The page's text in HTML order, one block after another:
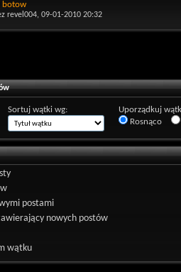
botow
revel004, 09-01-2010 20:32
Sortuj wątki wg:
Uporządkuj
Rosnąco
postami
nowych postów
wątku